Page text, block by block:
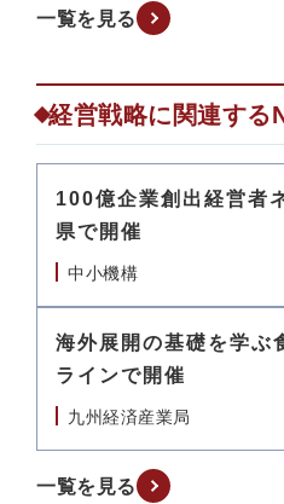
一覧を見る
経営戦略に関連する
100億企業創出経営者
県で開催
中小機構
海外展開の基礎を学ぶ
ラインで開催
九州経済産業局
一覧を見る